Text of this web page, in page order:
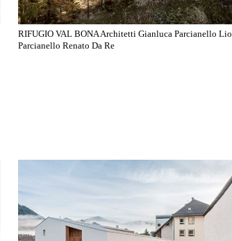
RIFUGIO VAL BONA Architetti Gianluca Parcianello Lio
Parcianello Renato Da Re